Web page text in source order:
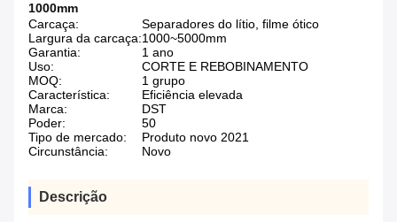
1000mm
Carcaça:
Separadores do lítio, filme ótico
Largura da carcaça:1000~5000mm
Garantia:
1 ano
Uso:
CORTE E REBOBINAMENTO
MOQ:
1 grupo
Característica:
Eficiência elevada
Marca:
DST
Poder:
50
Tipo de mercado:
Produto novo 2021
Circunstância:
Novo
Descrição